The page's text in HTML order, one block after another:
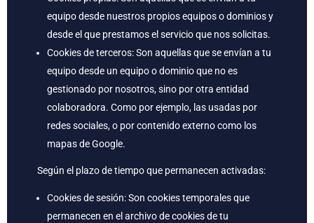
equipo desde nuestros propios equipos o dominios y
desde el que prestamos el servicio que nos solicitas.
Cookies de terceros: Son aquellas que se envían a tu
equipo desde un equipo o dominio que no es
gestionado por nosotros, sino por otra entidad
colaboradora. Como por ejemplo, las usadas por
redes sociales, o por contenido externo como los
mapas de Google.
Según el plazo de tiempo que permanecen activadas:
Cookies de sesión: Son cookies temporales que
permanecen en el archivo de cookies de tu